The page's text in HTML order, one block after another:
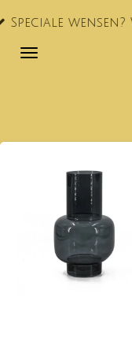
Ga
naar
Wij denken